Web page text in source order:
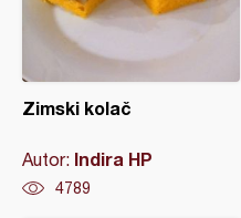
Zimski kolač
Autor: Indira HP
4789